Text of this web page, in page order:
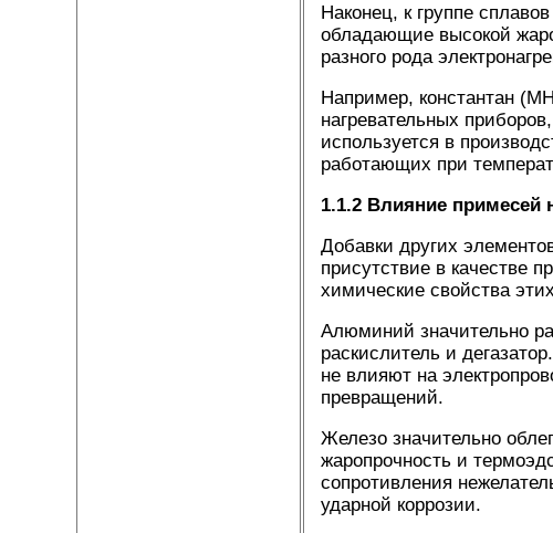
Наконец, к группе
обладающие высокой
разного рода
Например, константан
нагревательных
используется в
работающих при
1.1.2 Влияние примесей
Добавки других
присутствие в качестве
химические свойства
Алюминий значительно
раскислитель и
не влияют на
превращений.
Железо значительно
жаропрочность и
сопротивления
ударной коррозии.